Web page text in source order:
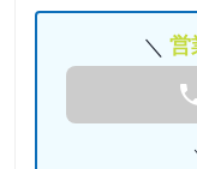
営